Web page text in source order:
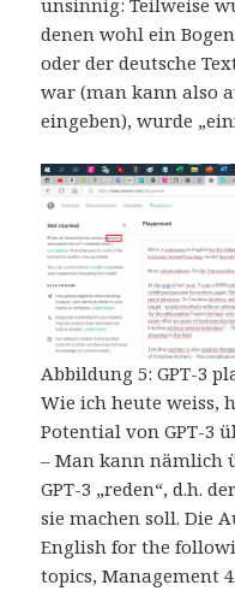
unsinnig: Teilweise
denen wohl ein
oder der deutsche
war (man kann also
eingeben), wurde
Abbildung 5: GPT-3
Wie ich heute weiss,
Potential von GPT-3
– Man kann nämlich
GPT-3 „reden“, d.h.
sie machen soll. Die
English for the
topics, Management